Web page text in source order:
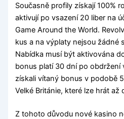
Současně profily získají 100%
aktivují po vsazení 20 liber na
Game Around the World.
kus a na výplaty nejsou žádné
Nabídka musí být aktivována
bonus platí 30 dní po obdržení
získali vítaný bonus v podobě
Velké Británie, které lze hrát až
Z tohoto důvodu nové kasino